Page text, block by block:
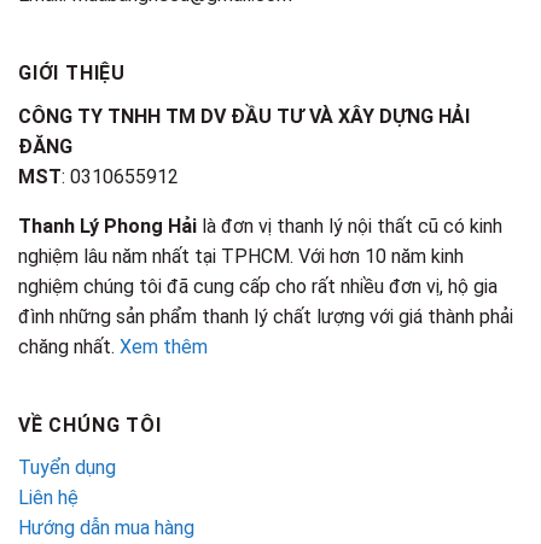
GIỚI THIỆU
CÔNG TY TNHH TM DV ĐẦU TƯ VÀ XÂY DỰNG HẢI
ĐĂNG
MST: 0310655912
Thanh Lý Phong Hải là đơn vị thanh lý nội thất cũ có kinh
nghiệm lâu năm nhất tại TPHCM. Với hơn 10 năm kinh
nghiệm chúng tôi đã cung cấp cho rất nhiều đơn vị, hộ gia
đình những sản phẩm thanh lý chất lượng với giá thành phải
chăng nhất. Xem thêm
VỀ CHÚNG TÔI
Tuyển dụng
Liên hệ
Hướng dẫn mua hàng